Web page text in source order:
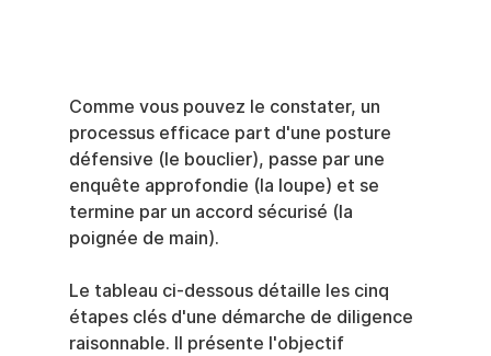
Comme vous pouvez le constater, un
processus efficace part d'une posture
défensive (le bouclier), passe par une
enquête approfondie (la loupe) et se
termine par un accord sécurisé (la
poignée de main).
Le tableau ci-dessous détaille les cinq
étapes clés d'une démarche de diligence
raisonnable. Il présente l'objectif